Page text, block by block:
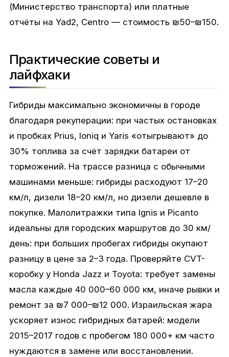
(Министерство транспорта) или платные
отчёты на Yad2, Centro — стоимость ₪50–₪150.
Практические советы и
лайфхаки
Гибриды максимально экономичны в городе
благодаря рекуперации: при частых остановках
и пробках Prius, Ioniq и Yaris «отыгрывают» до
30% топлива за счёт зарядки батареи от
торможений. На трассе разница с обычными
машинами меньше: гибриды расходуют 17–20
км/л, дизели 18–20 км/л, но дизели дешевле в
покупке. Малолитражки типа Ignis и Picanto
идеальны для городских маршрутов до 30 км/
день: при больших пробегах гибриды окупают
разницу в цене за 2–3 года. Проверяйте CVT-
коробку у Honda Jazz и Toyota: требует замены
масла каждые 40 000–60 000 км, иначе рывки и
ремонт за ₪7 000–₪12 000. Израильская жара
ускоряет износ гибридных батарей: модели
2015–2017 годов с пробегом 180 000+ км часто
нуждаются в замене или восстановлении.